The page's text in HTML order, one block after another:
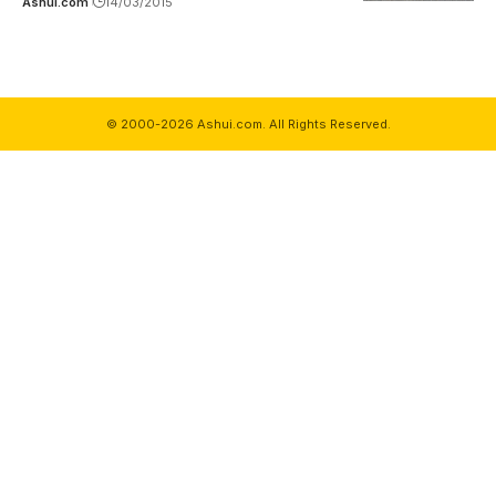
© 2000-2026 Ashui.com. All Rights Reserved.